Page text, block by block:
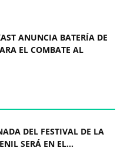
ANUNCIA BATERÍA DE
EL COMBATE AL
DEL FESTIVAL DE LA
SERÁ EN EL...